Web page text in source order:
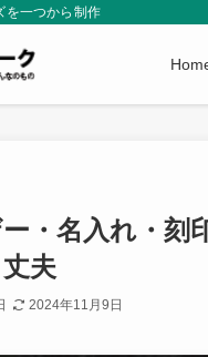
を一つから制作
・名入れ・刻
夫
2024年11月9日